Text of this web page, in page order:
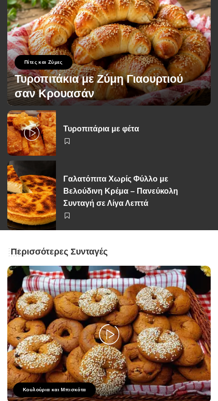
Πίτες και Ζύμες
Τυροπιτάκια με Ζύμη Γιαουρτιού
σαν Κρουασάν
Posted
by
George Zolis 12 Ιουλίου 2026
Τυροπιτάρια με φέτα
Γαλατόπιτα Χωρίς Φύλλο με
Βελούδινη Κρέμα – Πανεύκολη
Συνταγή σε Λίγα Λεπτά
Περισσότερες Συνταγές
Κουλούρια και Μπισκότα